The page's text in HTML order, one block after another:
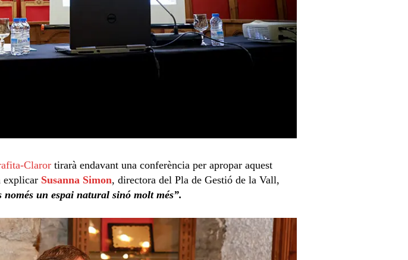
Claror tirarà endavant una conferència per apropar aquest
explicar Susanna Simon, directora del Pla de Gestió de la Vall,
un espai natural sinó molt més”.